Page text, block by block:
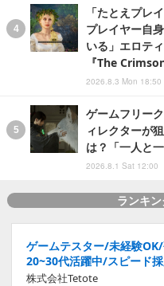
「たとえプレ
プレイヤー自
いる」エロテ
『The
2026.8.3 Mon 18:50
ゲームフリー
ィレクターが
は？「一人と
2026.8.1 Sat 12:00
ランキ
ゲームテスター/未経験
20~30代活躍中/スピード
株式会社Tetote